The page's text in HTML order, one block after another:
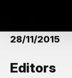
28/11/2015
Editors